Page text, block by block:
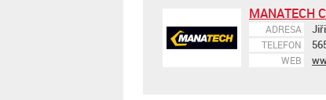
MANATECH
ADRESA
TELEFON
WEB